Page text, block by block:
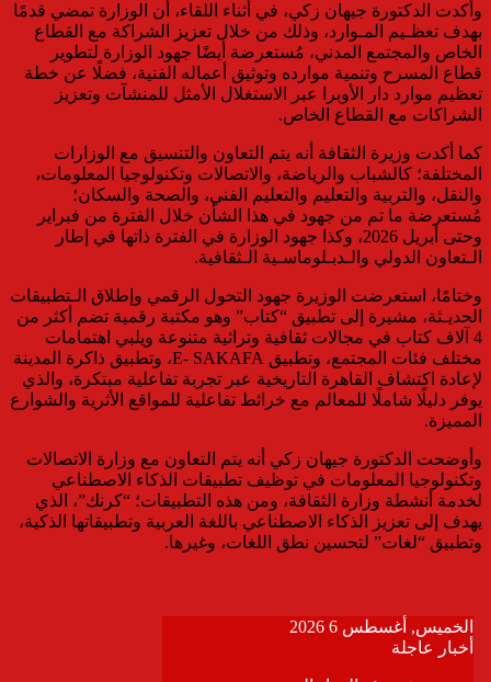
وأكدت الدكتورة جيهان زكي، في أثناء اللقاء، أن الوزارة تمضي قدمًا
بهدف تعظـيم المـوارد، وذلك من خلال تعزيز الشراكة مع القطاع
الخاص والمجتمع المدني، مُستعرضة أيضًا جهود الوزارة لتطوير
قطاع المسرح وتنمية موارده وتوثيق أعماله الفنية، فضلًا عن خطة
تعظيم موارد دار الأوبرا عبر الاستغلال الأمثل للمنشآت وتعزيز
الشراكات مع القطاع الخاص.
كما أكدت وزيرة الثقافة أنه يتم التعاون والتنسيق مع الوزارات
المختلفة؛ كالشباب والرياضة، والاتصالات وتكنولوجيا المعلومات،
والنقل، والتربية والتعليم والتعليم الفني، والصحة والسكان؛
مُستعرضة ما تم من جهود في هذا الشأن خلال الفترة من فبراير
وحتى أبريل 2026، وكذا جهود الوزارة في الفترة ذاتها في إطار
الـتعاون الدولي والـدبـلوماسـية الـثقافية.
وختامًا، استعرضت الوزيرة جهود التحول الرقمي وإطلاق الـتطبيقات
الحديـثة، مشيرة إلى تطبيق “كتاب” وهو مكتبة رقمية تضم أكثر من
4 آلاف كتاب في مجالات ثقافية وتراثية متنوعة ويلبي اهتمامات
مختلف فئات المجتمع، وتطبيق E- SAKAFA، وتطبيق ذاكرة المدينة
لإعادة اكتشاف القاهرة التاريخية عبر تجربة تفاعلية مبتكرة، والذي
يوفر دليلًا شاملًا للمعالم مع خرائط تفاعلية للمواقع الأثرية والشوارع
المميزة.
وأوضحت الدكتورة جيهان زكي أنه يتم التعاون مع وزارة الاتصالات
وتكنولوجيا المعلومات في توظيف تطبيقات الذكاء الاصطناعي
لخدمة أنشطة وزارة الثقافة، ومن هذه التطبيقات؛ “كرنك”، الذي
يهدف إلى تعزيز الذكاء الاصطناعي باللغة العربية وتطبيقاتها الذكية،
وتطبيق “لغات” لتحسين نطق اللغات، وغيرها.